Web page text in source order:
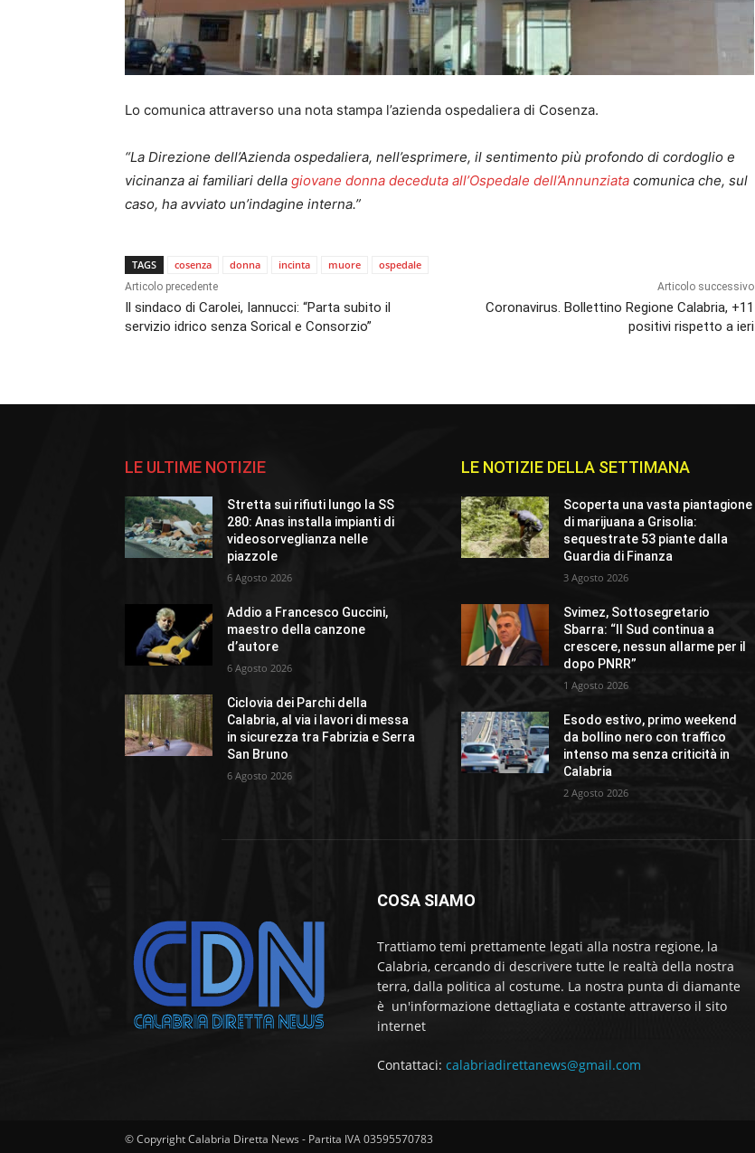
Lo comunica attraverso una nota stampa l’azienda ospedaliera di Cosenza.
“La Direzione dell’Azienda ospedaliera, nell’esprimere, il sentimento più profondo di cordoglio e
vicinanza ai familiari della giovane donna deceduta all’Ospedale dell’Annunziata comunica che, sul
caso, ha avviato un’indagine interna.”
TAGS cosenza donna incinta muore ospedale
Articolo precedente
Il sindaco di Carolei, Iannucci: “Parta subito il
servizio idrico senza Sorical e Consorzio”
Articolo successivo
Coronavirus. Bollettino Regione Calabria, +11
positivi rispetto a ieri
LE ULTIME NOTIZIE
Stretta sui rifiuti lungo la SS
280: Anas installa impianti di
videosorveglianza nelle
piazzole
6 Agosto 2026
Addio a Francesco Guccini,
maestro della canzone
d’autore
6 Agosto 2026
Ciclovia dei Parchi della
Calabria, al via i lavori di messa
in sicurezza tra Fabrizia e Serra
San Bruno
6 Agosto 2026
LE NOTIZIE DELLA SETTIMANA
Scoperta una vasta piantagione
di marijuana a Grisolia:
sequestrate 53 piante dalla
Guardia di Finanza
3 Agosto 2026
Svimez, Sottosegretario
Sbarra: “Il Sud continua a
crescere, nessun allarme per il
dopo PNRR”
1 Agosto 2026
Esodo estivo, primo weekend
da bollino nero con traffico
intenso ma senza criticità in
Calabria
2 Agosto 2026
COSA SIAMO
Trattiamo temi prettamente legati alla nostra regione, la
Calabria, cercando di descrivere tutte le realtà della nostra
terra, dalla politica al costume. La nostra punta di diamante
è un'informazione dettagliata e costante attraverso il sito
internet
Contattaci: calabriadirettanews@gmail.com
© Copyright Calabria Diretta News - Partita IVA 03595570783